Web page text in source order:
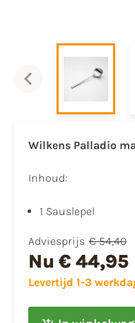
Wilkens Palladio
Inhoud:
1 Sauslepel
Adviesprijs € 54,40
Nu € 44,95
Levertijd 1-3